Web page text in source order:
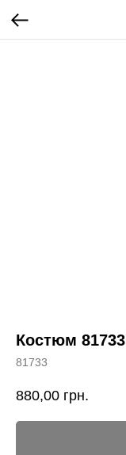
Костюм 81733
81733
880,00 грн.